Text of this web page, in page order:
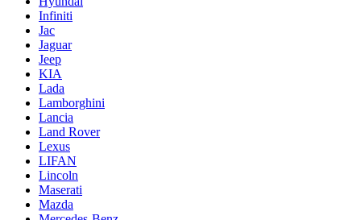
Infiniti
Jac
Jaguar
Jeep
KIA
Lada
Lamborghini
Lancia
Land Rover
Lexus
LIFAN
Lincoln
Maserati
Mazda